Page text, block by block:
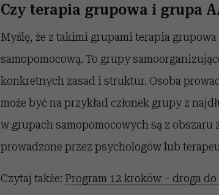
Czy terapia grupowa i grupa
Myślę, że z takimi grupami terapia
samopomocową. To grupy
konkretnych zasad i struktur. Osoba
może być na przykład członek grupy z
w grupach samopomocowych są z obszaru
prowadzone przez psychologów lub
Czytaj także: Program 12 kroków – droga